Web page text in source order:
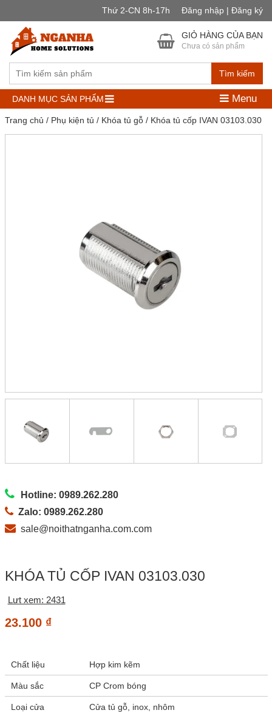
Thứ 2-CN 8h-17h Đăng nhập | Đăng ký
Tìm kiếm
GIỎ HÀNG CỦA BẠN
Chưa có sản phẩm
DANH MỤC SẢN PHẨM Menu
Trang chủ / Phụ kiện tủ / Khóa tủ gỗ/ Khóa tủ cốp IVAN 03103.030
Hotline: 0989.262.280
Zalo: 0989.262.280
sale@noithatnganha.com.com
KHÓA TỦ CỐP IVAN 03103.030
Lưt xem: 2431
23.100 ₫
Chất liệu Hợp kim kẽm
Màu sắc CP Crom bóng
Loại cửa Cửa tủ gỗ, inox, nhôm